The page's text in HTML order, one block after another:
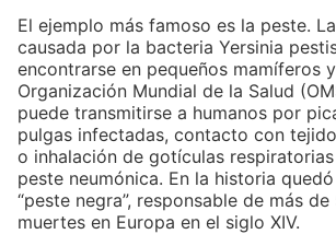
El ejemplo más famoso es la peste.
causada por la bacteria Yersinia
encontrarse en pequeños mamíferos
Organización Mundial de la Salud
puede transmitirse a humanos por
pulgas infectadas, contacto con
o inhalación de gotículas
peste neumónica. En la historia
“peste negra”, responsable de más
muertes en Europa en el siglo XIV.